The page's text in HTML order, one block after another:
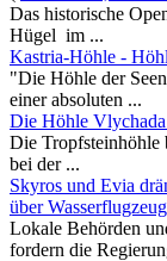
Das historische
Hügel im ...
Kastria-Höhle -
"Die Höhle der
einer absoluten ...
Die Höhle
Die
bei der ...
Skyros und Evia
über
Lokale Behörden
fordern die